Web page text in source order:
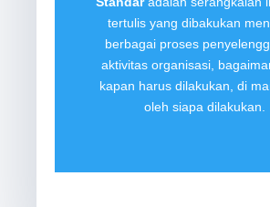
tertulis yang dibakukan
berbagai proses
aktivitas organisasi,
kapan harus dilakukan, di
oleh siapa dilakukan.